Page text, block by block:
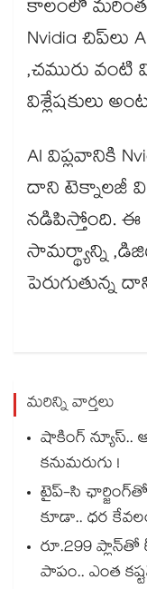
కాలంలో మరింత
Nvidia
,చమురు
విశ్లేషకులు
AI విప్లవానికి
దాని టెక్నాలజీ
నడిపిస్తోంది.
సామర్థ్యాన్ని
పెరుగుతున్న
మరిన్ని వార్తలు
షాకింగ్ న్యూస్..
కనుమరుగు !
టైప్-సి ఛార్జింగ్⁪తో
కూడా.. ధర
రూ.299 ప్లాన్‌తో
పాపం.. ఎంత